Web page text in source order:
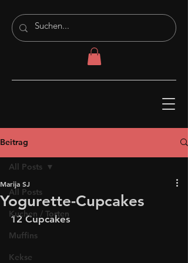
Beitrag
All Posts
Kuchen / Torten
Muffins
Kekse
All Posts
Yogurette-Cupcakes
Marija SJ
12 Cupcakes